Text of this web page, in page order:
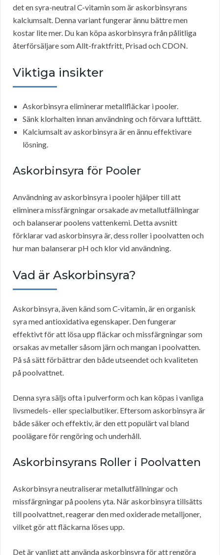
det en syra-neutral C-vitamin som är askorbinsyrans
kalciumsalt. Denna variant fungerar ännu bättre men
kostar lite mer. Du kan köpa askorbinsyra från pålitliga
återförsäljare som Allt-fraktfritt, Prisad och CDON.
Viktiga insikter
Askorbinsyra eliminerar metallfläckar i pooler.
Sänk klorhalten innan användning och förvara lufttätt.
Kalciumsalt av askorbinsyra är en ännu effektivare
lösning.
Askorbinsyra för Pooler
Användning av askorbinsyra i pooler hjälper till att
eliminera missfärgningar orsakade av metallutfällningar
och balanserar poolens vattenkemi. Detta avsnitt
förklarar vad askorbinsyra är, dess roller i poolvatten och
hur man balanserar pH och klor vid användning.
Vad är Askorbinsyra?
Askorbinsyra, även känd som C-vitamin, är en organisk
syra med antioxidativa egenskaper. Den fungerar
effektivt för att lösa upp fläckar och missfärgningar som
orsakas av metaller såsom järn och mangan i poolvatten.
På så sätt förbättrar den både utseendet och kvaliteten
på poolvattnet.
Denna syra säljs ofta i pulverform och kan köpas i vanliga
livsmedels- eller specialbutiker. Eftersom askorbinsyra är
både säker och effektiv, är den ett populärt val bland
poolägare för rengöring och underhåll.
Askorbinsyrans Roller i Poolvatten
Askorbinsyra neutraliserar metallutfällningar och
missfärgningar på poolens yta. När askorbinsyra tillsätts
till poolvattnet, reagerar den med oxiderade metalljoner,
vilket gör att fläckarna löses upp.
Det är vanligt att använda askorbinsyra för att rengöra